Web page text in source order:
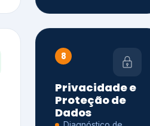
8
Privacidade e
Proteção de
Dados